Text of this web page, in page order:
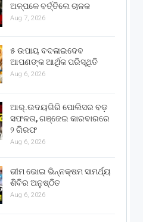
ଅଳ୍ପକେ ବର୍ତ୍ତିଲେ ଚାଳକ
Aug 7, 2026
୫ ଉପାୟ ବଦଳାଇଦେବ
ଆପଣଙ୍କ ଆର୍ଥିକ ପରିସ୍ଥିତି
Aug 6, 2026
ଆର୍.ଉଦୟଗିରି ପୋଲିସର ବଡ଼
ସଫଳତା, ଗଞ୍ଜେଇ କାରବାରରେ
୨ ଗିରଫ
Aug 6, 2026
ଭୀମ ଭୋଇ ଭିନ୍ନକ୍ଷମ ସାମର୍ଥ୍ୟ
ଶିବିର ଅନୁଷ୍ଠିତ
Aug 6, 2026